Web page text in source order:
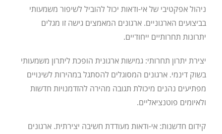
ניהול אפקטיבי של אי-ודאות יכול להוביל לשיפור משמעותי
בביצועים הארגוניים. ארגונים המאמצים גישה זו מגלים
יתרונות תחרותיים ייחודיים.
יצירת יתרון תחרותי: גמישות ארגונית הופכת ליתרון משמעותי
בשוק דינמי. ארגונים המסוגלים להסתגל במהירות לשינויים
מפתיעים נהנים מיכולת תגובה מהירה להזדמנויות חדשות
ולאיומים פוטנציאליים.
קידום חדשנות: אי-ודאות מעודדת חשיבה יצירתית. ארגונים